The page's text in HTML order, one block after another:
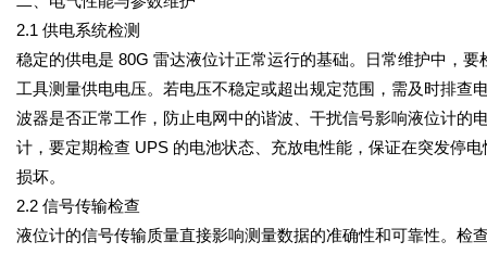
2.1 供电系统检测
稳定的供电是 80G 雷达液位计正常运行的基础。日常维护中，
工具测量供电电压。若电压不稳定或超出规定范围，需及时排
波器是否正常工作，防止电网中的谐波、干扰信号影响液位计的
计，要定期检查 UPS 的电池状态、充放电性能，保证在突发停
损坏。
2.2 信号传输检查
液位计的信号传输质量直接影响测量数据的准确性和可靠性。检